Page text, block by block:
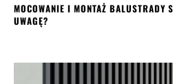
MOCOWANIE I MONTAŻ BALUSTRADY
UWAGĘ?